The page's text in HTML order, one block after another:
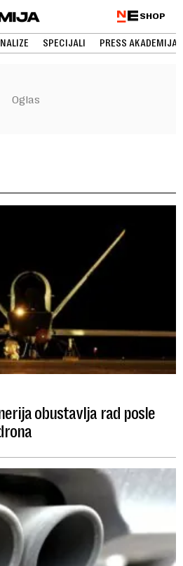
SHOP
SPECIJALI PRESS AKADEMIJA
obustavlja rad posle